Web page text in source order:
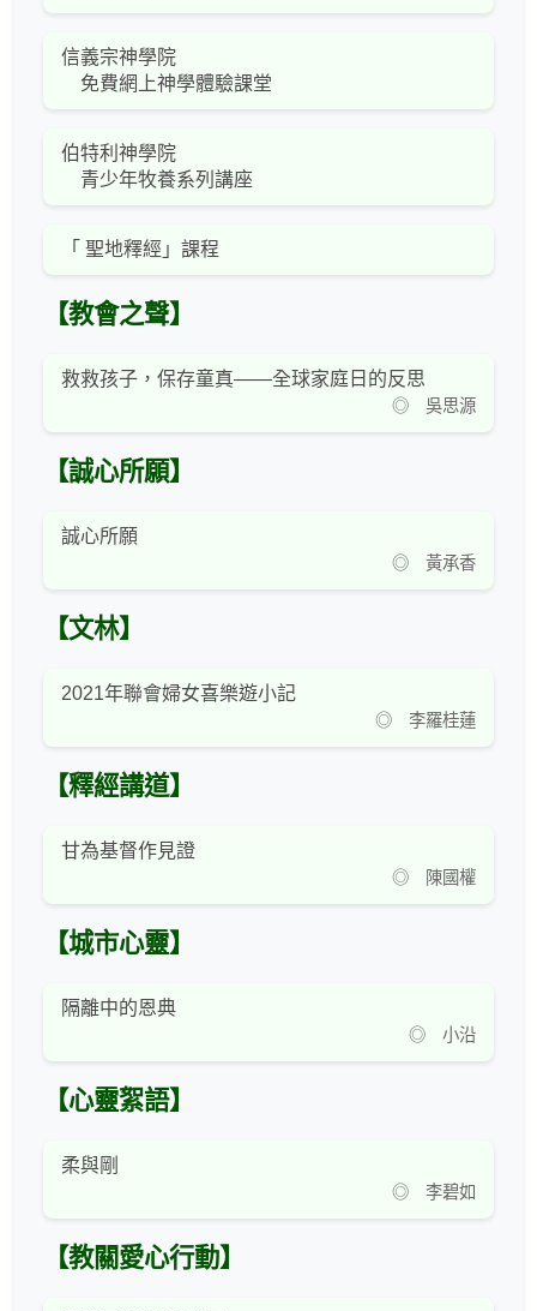
信義宗神學院
免費網上神學體驗課堂
伯特利神學院
青少年牧養系列講座
「 聖地釋經」課程
【教會之聲】
救救孩子，保存童真——全球家庭日的反思
◎ 吳思源
【誠心所願】
誠心所願
◎ 黃承香
【文林】
2021年聯會婦女喜樂遊小記
◎ 李羅桂蓮
【釋經講道】
甘為基督作見證
◎ 陳國權
【城市心靈】
隔離中的恩典
◎ 小沿
【心靈絮語】
柔與剛
◎ 李碧如
【教關愛心行動】